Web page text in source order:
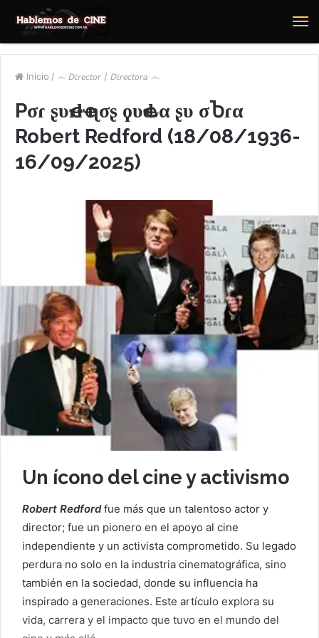
Inicio / ෴ 𝘋𝘪𝘳𝘦𝘤𝘵𝘰𝘳 / 𝘋𝘪𝘳𝘦𝘤𝘵𝘰𝘳𝘢 ෴
Pσɾ ʂυҽɾƚҽ ɳσʂ ϙυҽԃα ʂυ σႦɾα
Robert Redford (18/08/1936-
16/09/2025)
Un ícono del cine y activismo
Robert Redfordfue más que un talentoso actor y
director; fue un pionero en el apoyo al cine
independiente y un activista comprometido. Su legado
perdura no solo en la industria cinematográfica, sino
también en la sociedad, donde su influencia ha
inspirado a generaciones. Este artículo explora su
vida, carrera y el impacto que tuvo en el mundo del